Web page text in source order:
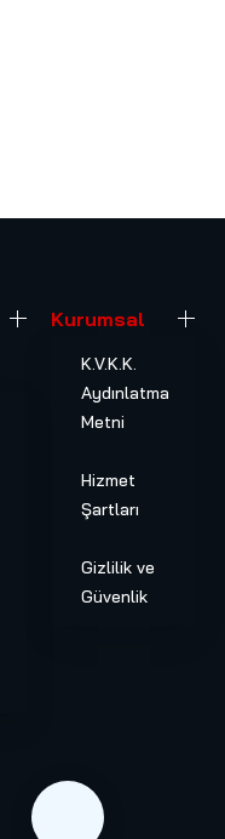
Kurumsal
K.V.K.K.
Aydınlatma
Metni
Hizmet
Şartları
Gizlilik ve
Güvenlik